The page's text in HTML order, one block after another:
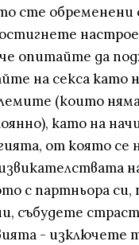
сте обременени
опитайте да
на секса
(които
като на
от която се
с партньора
събудете
- изключете